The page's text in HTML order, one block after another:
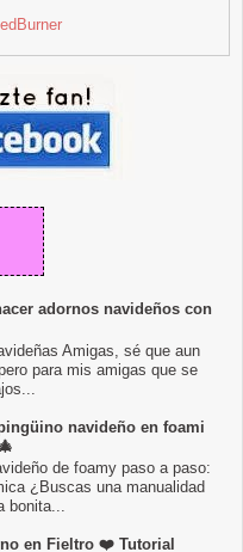
adornos navideños con
Amigas, sé que aun
para mis amigas que se
navideño en foami
de foamy paso a paso:
¿Buscas una manualidad
bonita...
en Fieltro ❤️ Tutorial